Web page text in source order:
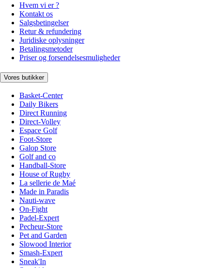
Hvem vi er ?
Kontakt os
Salgsbetingelser
Retur & refundering
Juridiske oplysninger
Betalingsmetoder
Priser og forsendelsesmuligheder
Vores butikker
Basket-Center
Daily Bikers
Direct Running
Direct-Volley
Espace Golf
Foot-Store
Galop Store
Golf and co
Handball-Store
House of Rugby
La sellerie de Maé
Made in Paradis
Nauti-wave
On-Fight
Padel-Expert
Pecheur-Store
Pet and Garden
Slowood Interior
Smash-Expert
Sneak'In